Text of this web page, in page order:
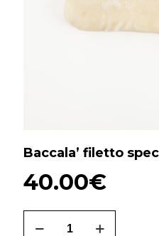
Baccala’ filetto
40.00€
filetto